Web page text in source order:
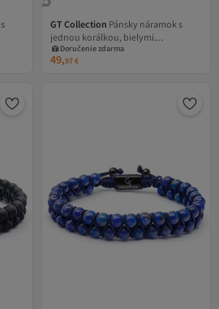
GT Collection Pánsky náramok s
jednou korálkou, bielymi
energetickými kameňmi howlitu,
univerzálna veľkosť a nastaviteľná
Doručenie zdarma
49,97€